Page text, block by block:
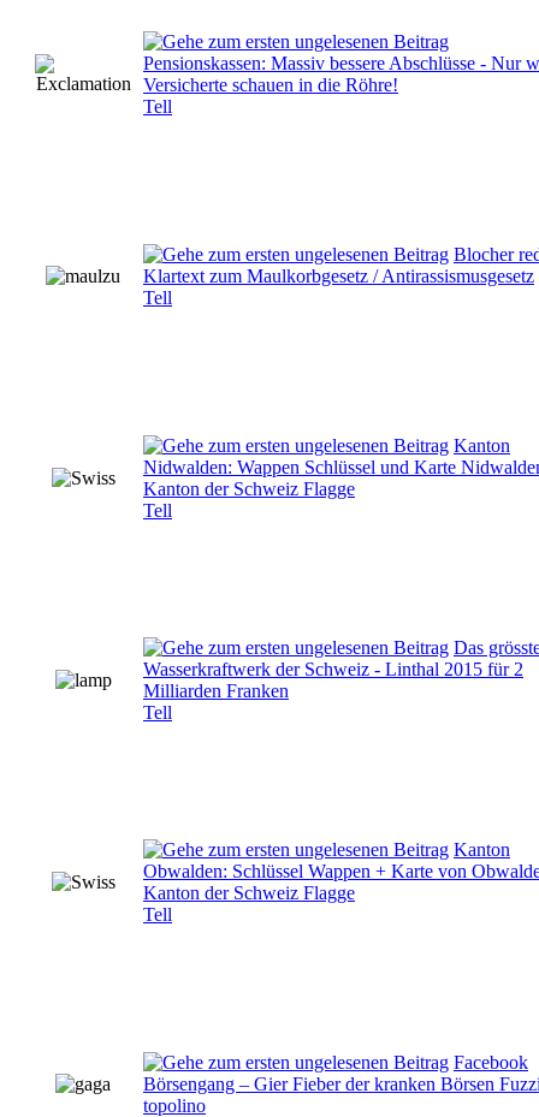
Pensionskassen: Massiv bessere Abschlüsse - Nur
Versicherte schauen in die Röhre!
Tell
Blocher
Klartext zum Maulkorbgesetz / Antirassismusgesetz
Tell
Kanton
Nidwalden: Wappen Schlüssel und Karte
Kanton der Schweiz Flagge
Tell
Das
Wasserkraftwerk der Schweiz - Linthal 2015 für 2
Milliarden Franken
Tell
Kanton
Obwalden: Schlüssel Wappen + Karte von
Kanton der Schweiz Flagge
Tell
Facebook
Börsengang – Gier Fieber der kranken Börsen
topolino